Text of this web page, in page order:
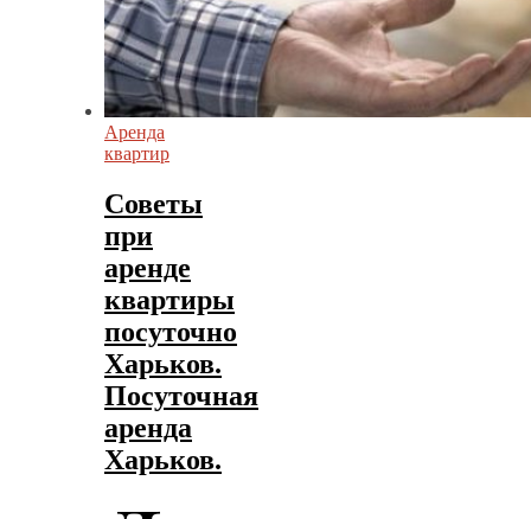
Аренда
квартир
Советы
при
аренде
квартиры
посуточно
Харьков.
Посуточная
аренда
Харьков.